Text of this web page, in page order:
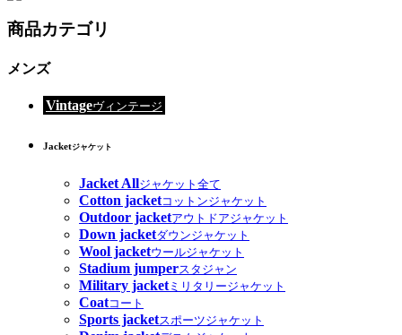
商品カテゴリ
メンズ
Vintageヴィンテージ
Jacketジャケット
Jacket Allジャケット全て
Cotton jacketコットンジャケット
Outdoor jacketアウトドアジャケット
Down jacketダウンジャケット
Wool jacketウールジャケット
Stadium jumperスタジャン
Military jacketミリタリージャケット
Coatコート
Sports jacketスポーツジャケット